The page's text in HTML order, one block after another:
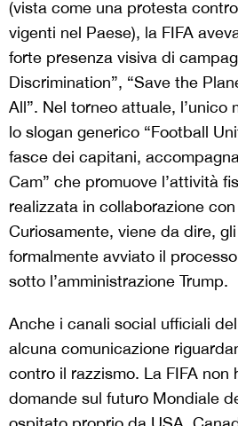
(vista come una protesta
vigenti nel Paese), la FIFA
forte presenza visiva di
Discrimination”, “Save the
All”. Nel torneo attuale, l’unico
lo slogan generico “Football
fasce dei capitani,
Cam” che promuove l’attività
realizzata in collaborazione con
Curiosamente, viene da dire,
formalmente avviato il
sotto l’amministrazione Trump.
Anche i canali social ufficiali
alcuna comunicazione
contro il razzismo. La FIFA non
domande sul futuro Mondiale